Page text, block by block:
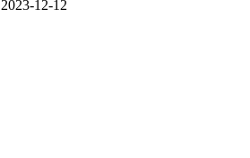
2023-12-12